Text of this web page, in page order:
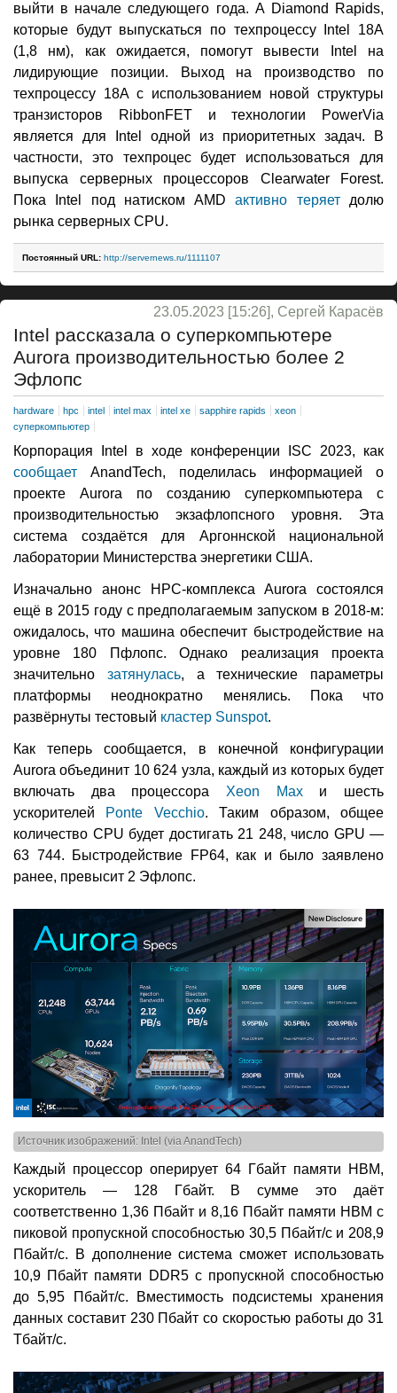
выйти в начале следующего года. А Diamond Rapids,
которые будут выпускаться по техпроцессу Intel 18A
(1,8 нм), как ожидается, помогут вывести Intel на
лидирующие позиции. Выход на производство по
техпроцессу 18A с использованием новой структуры
транзисторов RibbonFET и технологии PowerVia
является для Intel одной из приоритетных задач. В
частности, это техпроцес будет использоваться для
выпуска серверных процессоров Clearwater Forest.
Пока Intel под натиском AMDактивно теряетдолю
рынка серверных CPU.
Постоянный URL: http://servernews.ru/1111107
23.05.2023 [15:26], Сергей Карасёв
Intel рассказала о суперкомпьютере
Aurora производительностью более 2
Эфлопс
hardware hpc intel intel max intel xe sapphire rapids
xeon
суперкомпьютер
Корпорация Intel в ходе конференции ISC 2023, как
сообщает AnandTech, поделилась информацией о
проекте Aurora по созданию суперкомпьютера с
производительностью экзафлопсного уровня. Эта
система создаётся для Аргоннской национальной
лаборатории Министерства энергетики США.
Изначально анонс HPC-комплекса Aurora состоялся
ещё в 2015 году с предполагаемым запуском в 2018-м:
ожидалось, что машина обеспечит быстродействие на
уровне 180 Пфлопс. Однако реализация проекта
значительно затянулась, а технические параметры
платформы неоднократно менялись. Пока что
развёрнуты тестовый кластер Sunspot.
Как теперь сообщается, в конечной конфигурации
Aurora объединит 10 624 узла, каждый из которых будет
включать два процессора Xeon Maxи шесть
ускорителей Ponte Vecchio. Таким образом, общее
количество CPU будет достигать 21 248, число GPU —
63 744. Быстродействие FP64, как и было заявлено
ранее, превысит 2 Эфлопс.
Источник изображений: Intel (via AnandTech)
Каждый процессор оперирует 64 Гбайт памяти HBM,
ускоритель — 128 Гбайт. В сумме это даёт
соответственно 1,36 Пбайт и 8,16 Пбайт памяти HBM с
пиковой пропускной способностью 30,5 Пбайт/с и 208,9
Пбайт/с. В дополнение система сможет использовать
10,9 Пбайт памяти DDR5 с пропускной способностью
до 5,95 Пбайт/с. Вместимость подсистемы хранения
данных составит 230 Пбайт со скоростью работы до 31
Тбайт/с.